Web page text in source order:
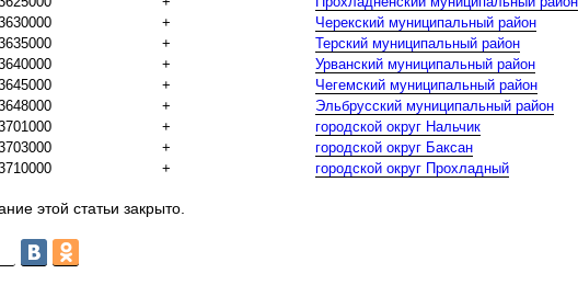
+
Черекский муниципальный район
+
Терский муниципальный район
+
Урванский муниципальный район
+
Чегемский муниципальный район
+
Эльбрусский муниципальный район
+
городской округ Нальчик
+
городской округ Баксан
+ городской округ Прохладный
этой статьи закрыто.